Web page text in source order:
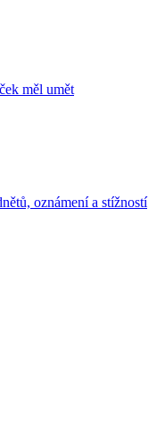
měl umět
oznámení a stížností